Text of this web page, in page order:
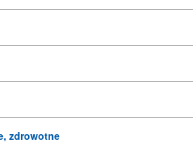
zdrowotne